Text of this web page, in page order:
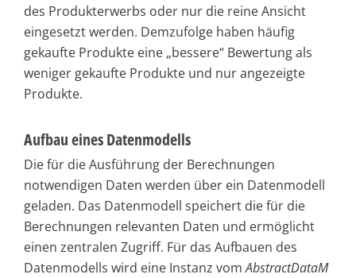
des Produkterwerbs oder nur die reine Ansicht
eingesetzt werden. Demzufolge haben häufig
gekaufte Produkte eine „bessere“ Bewertung als
weniger gekaufte Produkte und nur angezeigte
Produkte.
Aufbau eines Datenmodells
Die für die Ausführung der Berechnungen
notwendigen Daten werden über ein Datenmodell
geladen. Das Datenmodell speichert die für die
Berechnungen relevanten Daten und ermöglicht
einen zentralen Zugriff. Für das Aufbauen des
Datenmodells wird eine Instanz vomAbstractDataM